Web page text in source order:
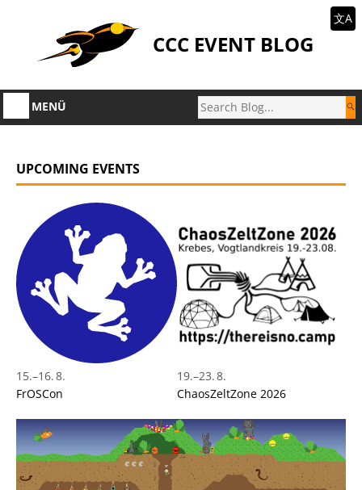
CCC EVENT BLOG
文A
MENÜ
UPCOMING EVENTS
15.–16. 8.
FrOSCon
19.–23. 8.
ChaosZeltZone 2026